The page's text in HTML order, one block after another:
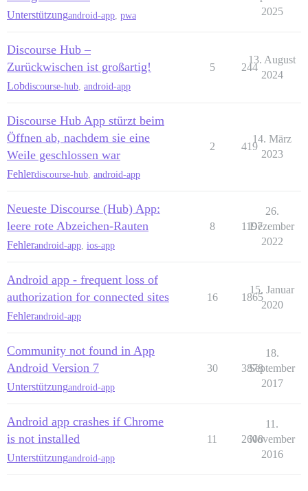
Unterstützungandroid-app pwa
2025
Discourse Hub –
Zurückwischen ist großartig!
Lobdiscourse-hub android-app
5 244
13. August
2024
Discourse Hub App stürzt beim
Öffnen ab, nachdem sie eine
Weile geschlossen war
Fehlerdiscourse-hub android-app
2 419
14. März
2023
Neueste Discourse (Hub) App:
leere rote Abzeichen-Rauten
Fehlerandroid-app ios-app
8 1197
26.
Dezember
2022
Android app - frequent loss of
authorization for connected sites
Fehlerandroid-app
16 1865
15. Januar
2020
Community not found in App
Android Version 7
Unterstützungandroid-app
30 3878
18.
September
2017
Android app crashes if Chrome
is not installed
Unterstützungandroid-app
11 2608
11.
November
2016